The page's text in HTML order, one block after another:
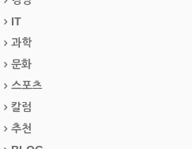
IT
과학
문화
스포츠
칼럼
추천